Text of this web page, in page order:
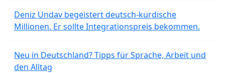
Deniz Undav begeistert deutsch-kurdische
Millionen. Er sollte Integrationspreis bekommen.
Neu in Deutschland? Tipps für Sprache, Arbeit und
den Alltag